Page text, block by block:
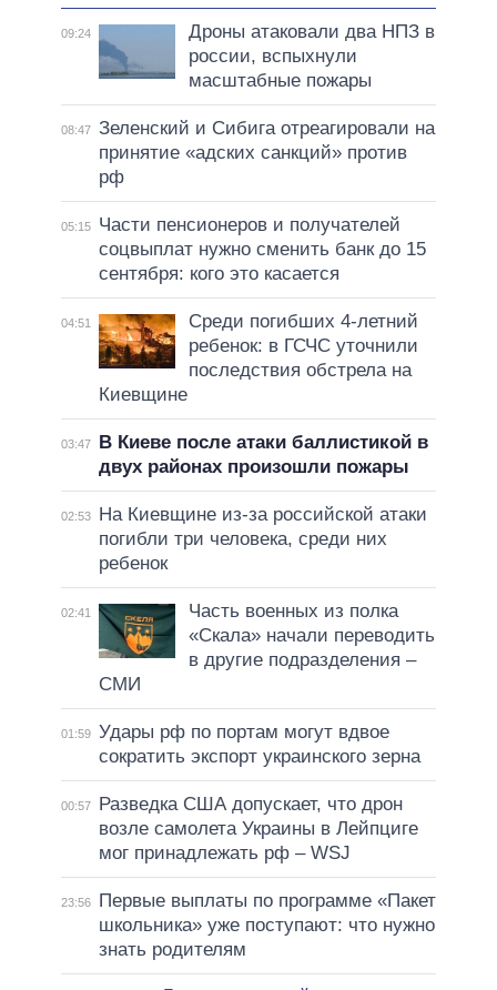
09:24
Дроны атаковали два НПЗ в
россии, вспыхнули
масштабные пожары
08:47 Зеленский и Сибига отреагировали на
принятие «адских санкций» против
рф
05:15
Части пенсионеров и получателей
соцвыплат нужно сменить банк до 15
сентября: кого это касается
04:51
Среди погибших 4-летний
ребенок: в ГСЧС уточнили
последствия обстрела на
Киевщине
03:47
В Киеве после атаки баллистикой в
двух районах произошли пожары
02:53
На Киевщине из-за российской атаки
погибли три человека, среди них
ребенок
02:41
Часть военных из полка
«Скала» начали переводить
в другие подразделения –
СМИ
01:59 Удары рф по портам могут вдвое
сократить экспорт украинского зерна
00:57
Разведка США допускает, что дрон
возле самолета Украины в Лейпциге
мог принадлежать рф – WSJ
23:56
Первые выплаты по программе «Пакет
школьника» уже поступают: что нужно
знать родителям